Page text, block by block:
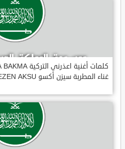
غناء المطربة سيزن أكسو SEZEN AKSU